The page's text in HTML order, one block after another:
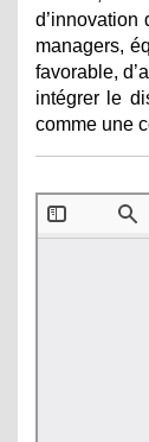
d’innovation
managers,
favorable,
intégrer le
comme une